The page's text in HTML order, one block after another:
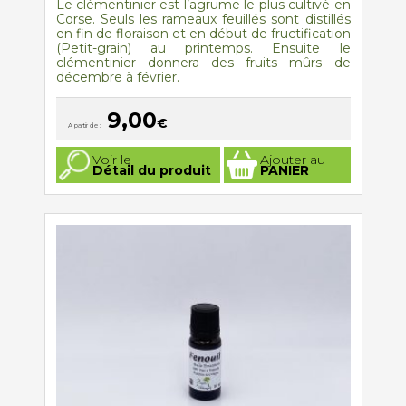
Le clémentinier est l’agrume le plus cultivé en
Corse. Seuls les rameaux feuillés sont distillés
en fin de floraison et en début de fructification
(Petit-grain) au printemps. Ensuite le
clémentinier donnera des fruits mûrs de
décembre à février.
A partir de : 9,00€
Voir le
Détail du produit
Ajouter au
PANIER
Ce
produit
a
plusieurs
Les
options